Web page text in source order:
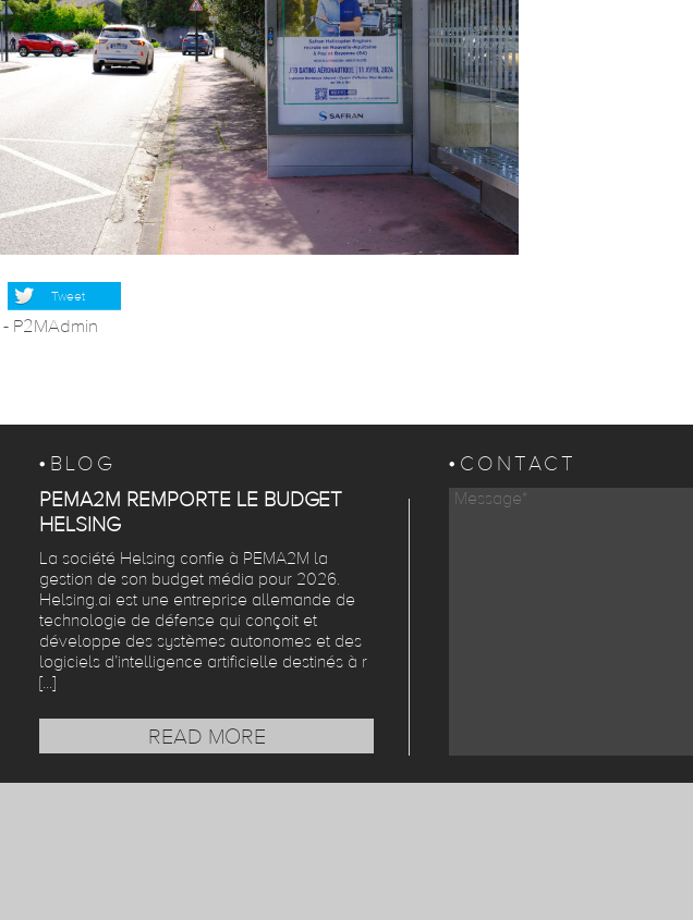
Tweet
- P2MAdmin
BLOG
PEMA2M REMPORTE LE BUDGET
HELSING
La société Helsing confie à PEMA2M la
gestion de son budget média pour 2026.
Helsing.ai est une entreprise allemande de
technologie de défense qui conçoit et
développe des systèmes autonomes et des
logiciels d’intelligence artificielle destinés à r
[...]
READ MORE
CONTACT